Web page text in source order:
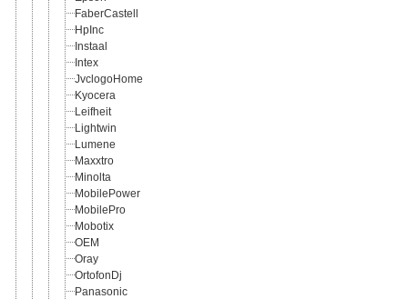
FaberCastell
HpInc
Instaal
Intex
JvclogoHome
Kyocera
Leifheit
Lightwin
Lumene
Maxxtro
Minolta
MobilePower
MobilePro
Mobotix
OEM
Oray
OrtofonDj
Panasonic